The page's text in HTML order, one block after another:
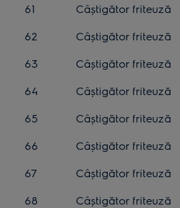
61
Câștigător friteuză
62
Câștigător friteuză
63
Câștigător friteuză
64
Câștigător friteuză
65
Câștigător friteuză
66
Câștigător friteuză
67
Câștigător friteuză
68
Câștigător friteuză